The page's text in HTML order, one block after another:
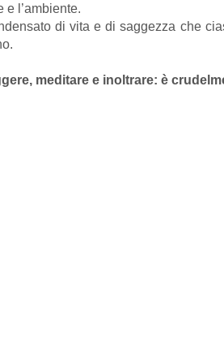
e l’ambiente.
di vita e di saggezza che
meditare e inoltrare: è